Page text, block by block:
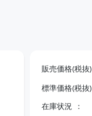
販売価格(税抜)
標準価格(税抜)
在庫状況